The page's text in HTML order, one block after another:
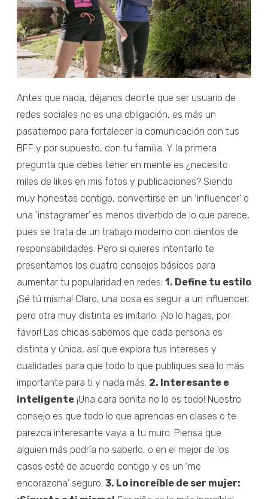
Antes que nada, déjanos decirte que ser usuario de
redes sociales no es una obligación, es más un
pasatiempo para fortalecer la comunicación con tus
BFF y por supuesto, con tu familia. Y la primera
pregunta que debes tener en mente es ¿necesito
miles de likes en mis fotos y publicaciones? Siendo
muy honestas contigo, convertirse en un ‘influencer’ o
una ‘instagramer’ es menos divertido de lo que parece,
pues se trata de un trabajo moderno con cientos de
responsabilidades. Pero si quieres intentarlo te
presentamos los cuatro consejos básicos para
aumentar tu popularidad en redes: 1. Define tu estilo
¡Sé tú misma! Claro, una cosa es seguir a un influencer,
pero otra muy distinta es imitarlo. ¡No lo hagas, por
favor! Las chicas sabemos que cada persona es
distinta y única, así que explora tus intereses y
cualidades para que todo lo que publiques sea lo más
importante para ti y nada más. 2. Interesante e
inteligente ¡Una cara bonita no lo es todo! Nuestro
consejo es que todo lo que aprendas en clases o te
parezca interesante vaya a tu muro. Piensa que
alguien más podría no saberlo, o en el mejor de los
casos esté de acuerdo contigo y es un ‘me
encorazona’ seguro. 3. Lo increíble de ser mujer: